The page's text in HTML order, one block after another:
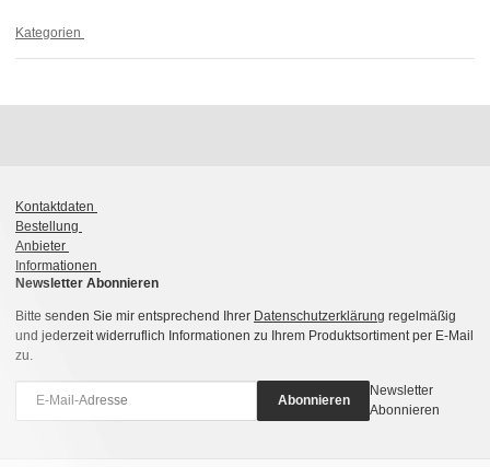
Kategorien
Kontaktdaten
Bestellung
Anbieter
Informationen
Newsletter Abonnieren
Bitte senden Sie mir entsprechend Ihrer Datenschutzerklärung regelmäßig
und jederzeit widerruflich Informationen zu Ihrem Produktsortiment per E-Mail
zu.
Abonnieren
Newsletter
Abonnieren